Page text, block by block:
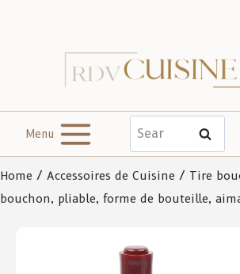
Menu Search
Home / Accessoires de Cuisine / Tire
bouchon, pliable, forme de bouteille,